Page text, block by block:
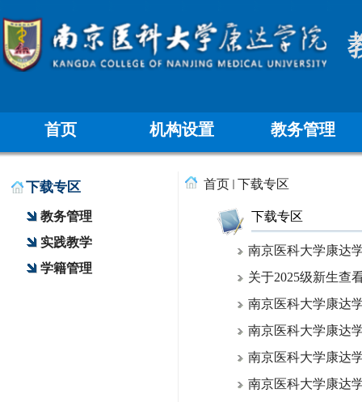
首页 机构设置 教务管理
下载专区
教务管理
实践教学
学籍管理
首页 下载专区
下载专区
南京医科大学康达
关于2025级新生查
南京医科大学康达
南京医科大学康达
南京医科大学康达
南京医科大学康达